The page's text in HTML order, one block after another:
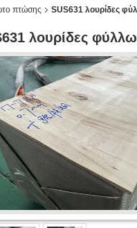
πτώσης SUS631 λουρίδες
λουρίδες